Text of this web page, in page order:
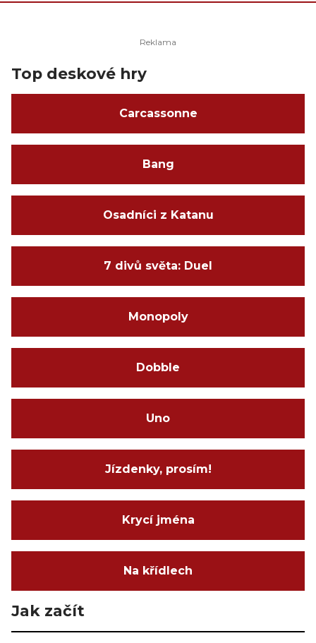
Top deskové hry
Carcassonne
Bang
Osadníci z Katanu
7 divů světa: Duel
Monopoly
Dobble
Uno
Jízdenky, prosím!
Krycí jména
Na křídlech
Jak začít